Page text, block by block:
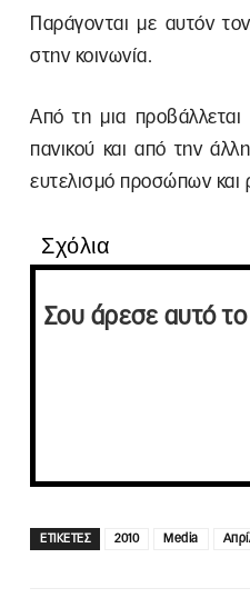
Παράγονται με αυτόν
στην κοινωνία.
Από τη μια
πανικού και από την
ευτελισμό προσώπων
Σχόλια
Σου άρεσε αυτό
ΕΤΙΚΕΤΕΣ 2010 Media